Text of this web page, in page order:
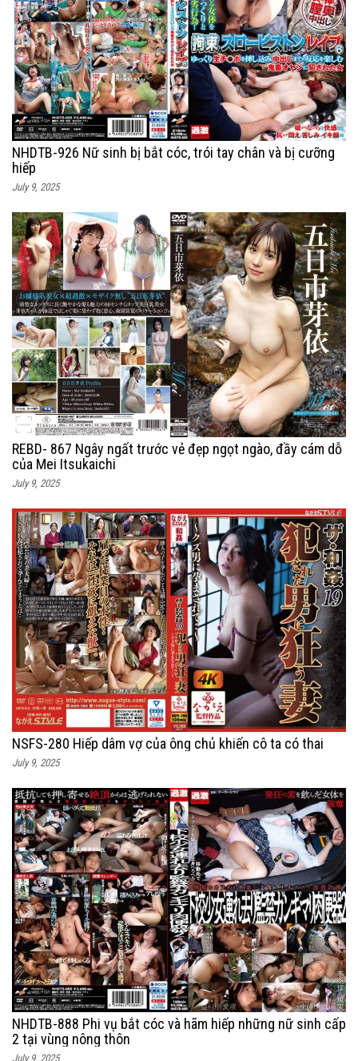
NHDTB-926 Nữ sinh bị bắt cóc, trói tay chân và bị cưỡng
hiếp
July 9, 2025
REBD- 867 Ngây ngất trước vẻ đẹp ngọt ngào, đầy cám dỗ
của Mei Itsukaichi
July 9, 2025
NSFS-280 Hiếp dâm vợ của ông chủ khiến cô ta có thai
July 9, 2025
NHDTB-888 Phi vụ bắt cóc và hãm hiếp những nữ sinh cấp
2 tại vùng nông thôn
July 9, 2025